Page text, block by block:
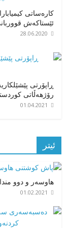
کارەساتی
ئێستاکەش
28.06.2020
رۆژهەڵاتی
01.04.2021
ئیتر
هاوسەر و دوو
01.02.2021